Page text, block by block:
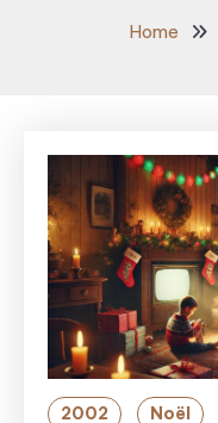
Home
2002 Noël